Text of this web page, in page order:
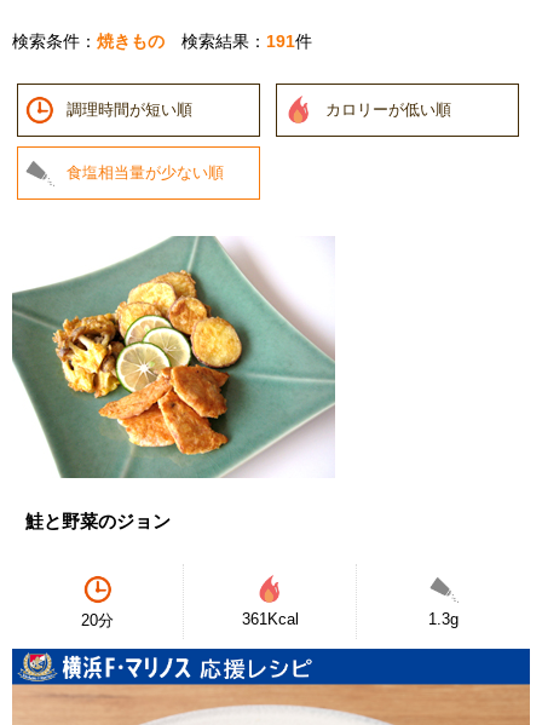
検索条件： 焼きもの 検索結果： 191件
調理時間が短い順 カロリーが低い順
食塩相当量が少ない順
鮭と野菜のジョン
20分 361Kcal 1.3g